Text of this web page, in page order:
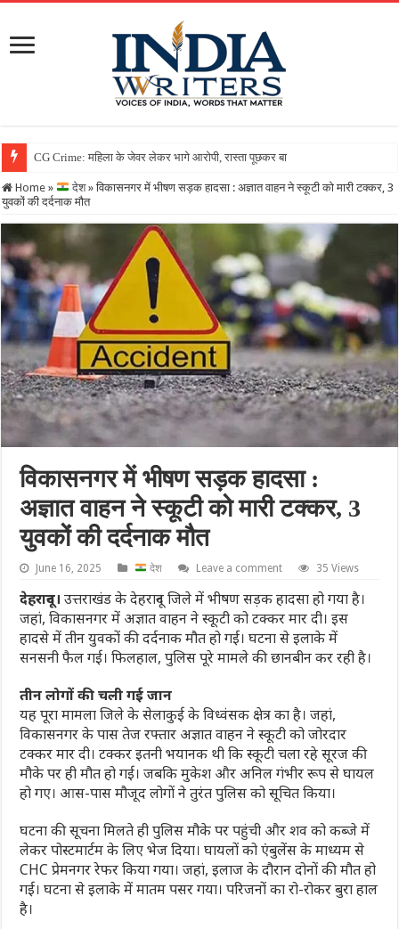
Home » देश » विकासनगर में भीषण सड़क हादसा : अज्ञात वाहन ने स्कूटी को मारी टक्कर, 3
युवकों की दर्दनाक मौत
विकासनगर में भीषण सड़क हादसा :
अज्ञात वाहन ने स्कूटी को मारी टक्कर, 3
युवकों की दर्दनाक मौत
June 16, 2025 देश Leave a comment 35 Views
देहरादून।उत्तराखंड के देहरादून जिले में भीषण सड़क हादसा हो गया है।
जहां, विकासनगर में अज्ञात वाहन ने स्कूटी को टक्कर मार दी। इस
हादसे में तीन युवकों की दर्दनाक मौत हो गई। घटना से इलाके में
सनसनी फैल गई। फिलहाल, पुलिस पूरे मामले की छानबीन कर रही है।
तीन लोगों की चली गई जान
यह पूरा मामला जिले के सेलाकुई के विध्वंसक क्षेत्र का है। जहां,
विकासनगर के पास तेज रफ्तार अज्ञात वाहन ने स्कूटी को जोरदार
टक्कर मार दी। टक्कर इतनी भयानक थी कि स्कूटी चला रहे सूरज की
मौके पर ही मौत हो गई। जबकि मुकेश और अनिल गंभीर रूप से घायल
हो गए। आस-पास मौजूद लोगों ने तुरंत पुलिस को सूचित किया।
घटना की सूचना मिलते ही पुलिस मौके पर पहुंची और शव को कब्जे में
लेकर पोस्टमार्टम के लिए भेज दिया। घायलों को एंबुलेंस के माध्यम से
CHC प्रेमनगर रेफर किया गया। जहां, इलाज के दौरान दोनों की मौत हो
गई। घटना से इलाके में मातम पसर गया। परिजनों का रो-रोकर बुरा हाल
है।